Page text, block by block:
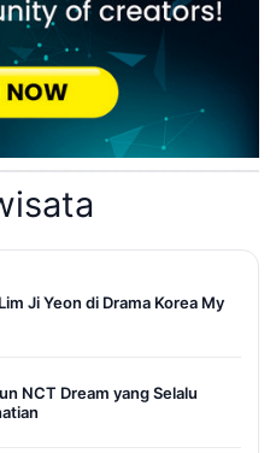
Ji Yeon di Drama Korea My
NCT Dream yang Selalu